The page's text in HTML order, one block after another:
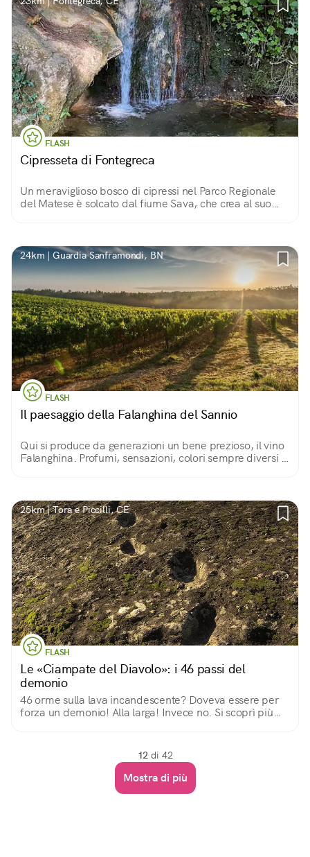
FLASH
Cipresseta di Fontegreca
Un meraviglioso bosco di cipressi nel Parco Regionale
del Matese è solcato dal fiume Sava, che crea al suo
24km | Guardia Sanframondi, BN
FLASH
Il paesaggio della Falanghina del Sannio
Qui si produce da generazioni un bene prezioso, il vino
Falanghina. Profumi, sensazioni, colori sempre diversi in
25km | Tora e Piccilli, CE
FLASH
Le «Ciampate del Diavolo»: i 46 passi del
demonio
46 orme sulla lava incandescente? Doveva essere per
forza un demonio! Alla larga! Invece no. Si scoprì più
12 di 42
Mostra di più